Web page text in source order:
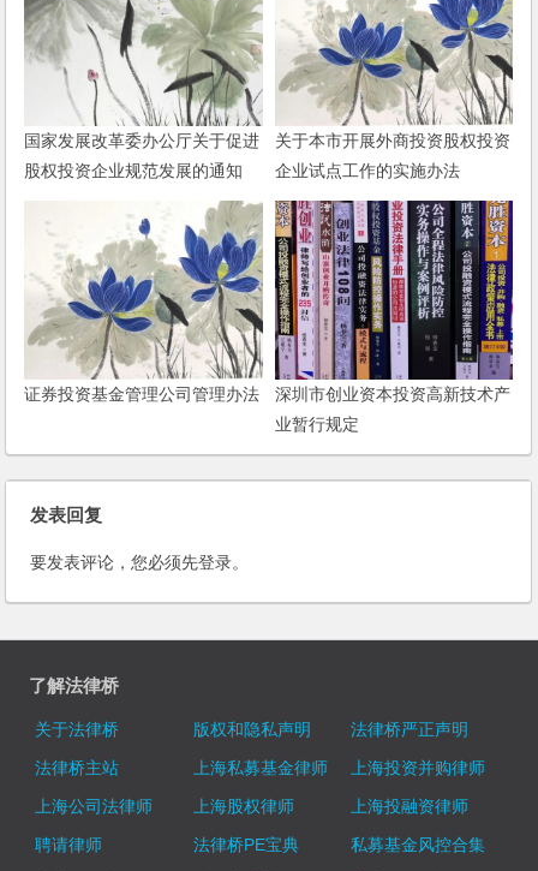
国家发展改革委办公厅关于促进
股权投资企业规范发展的通知
关于本市开展外商投资股权投资
企业试点工作的实施办法
证券投资基金管理公司管理办法
深圳市创业资本投资高新技术产
业暂行规定
发表回复
要发表评论，您必须先登录。
了解法律桥
关于法律桥 版权和隐私声明
法律桥严正声明
法律桥主站
上海私募基金律师
上海投资并购律师
上海公司法律师
上海股权律师
上海投融资律师
聘请律师
法律桥PE宝典
私募基金风控合集